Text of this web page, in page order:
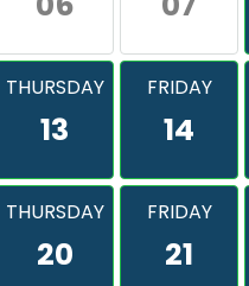
THURSDAY
13
FRIDAY
14
THURSDAY
20
FRIDAY
21